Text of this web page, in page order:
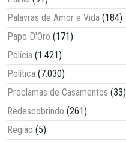
Palavras de Amor e Vida (184)
Papo D'Oro (171)
Polícia (1.421)
Política (7.030)
Proclamas de Casamentos (33)
Redescobrindo (261)
Região (5)